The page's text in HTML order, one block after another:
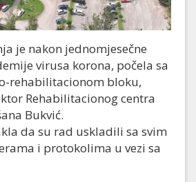
je nakon jednomjesečne
virusa korona, počela sa
rehabilitacionom bloku,
Rehabilitacionog centra
Bukvić.
da su rad uskladili sa svim
i protokolima u vezi sa